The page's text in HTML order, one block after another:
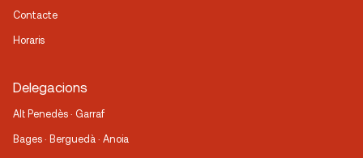
Contacte
Horaris
Delegacions
Alt Penedès · Garraf
Bages · Berguedà · Anoia